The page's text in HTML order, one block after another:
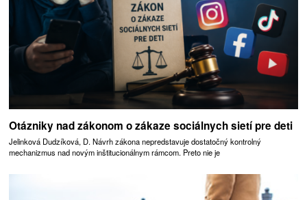
Otázniky nad zákonom o zákaze sociálnych sietí pre deti
Jelinková Dudzíková, D. Návrh zákona nepredstavuje dostatočný kontrolný
mechanizmus nad novým inštitucionálnym rámcom. Preto nie je